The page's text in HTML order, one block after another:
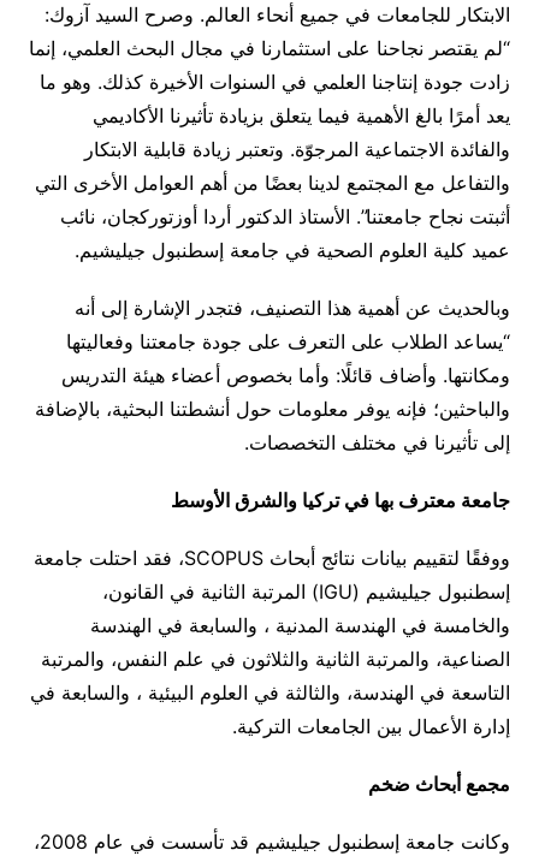
الابتكار للجامعات في جميع أنحاء العالم. وصرح السيد آزوك:
“لم يقتصر نجاحنا على استثمارنا في مجال البحث العلمي، إنما
زادت جودة إنتاجنا العلمي في السنوات الأخيرة كذلك. وهو ما
يعد أمرًا بالغ الأهمية فيما يتعلق بزيادة تأثيرنا الأكاديمي
والفائدة الاجتماعية المرجوّة. وتعتبر زيادة قابلية الابتكار
والتفاعل مع المجتمع لدينا بعضًا من أهم العوامل الأخرى التي
أثبتت نجاح جامعتنا”. الأستاذ الدكتور أردا أوزتوركجان، نائب
عميد كلية العلوم الصحية في جامعة إسطنبول جيليشيم.
وبالحديث عن أهمية هذا التصنيف، فتجدر الإشارة إلى أنه
“يساعد الطلاب على التعرف على جودة جامعتنا وفعاليتها
ومكانتها. وأضاف قائلًا: وأما بخصوص أعضاء هيئة التدريس
والباحثين؛ فإنه يوفر معلومات حول أنشطتنا البحثية، بالإضافة
إلى تأثيرنا في مختلف التخصصات.
جامعة معترف بها في تركيا والشرق الأوسط
ووفقًا لتقييم بيانات نتائج أبحاث SCOPUS، فقد احتلت جامعة
إسطنبول جيليشيم (IGU) المرتبة الثانية في القانون،
والخامسة في الهندسة المدنية ، والسابعة في الهندسة
الصناعية، والمرتبة الثانية والثلاثون في علم النفس، والمرتبة
التاسعة في الهندسة، والثالثة في العلوم البيئية ، والسابعة في
إدارة الأعمال بين الجامعات التركية.
مجمع أبحاث ضخم
وكانت جامعة إسطنبول جيليشيم قد تأسست في عام 2008،